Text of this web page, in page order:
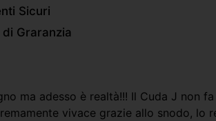
Sicuri
Graranzia
ma adesso è realtà!!! Il Cuda J non
vivace grazie allo snodo, lo